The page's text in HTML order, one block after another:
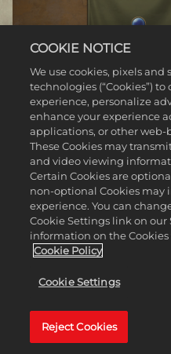
プトレマイオス朝
クレオパトラの治世の初期
ス13世と対立する前にも共
よる飢饉など、様々な問題
ドリアの臣民が飢え、政情
たクレオパトラは、穀物庫
た場所での作物取引を禁止
でもエジプトはローマにと
から、クレオパトラは食料
料の産出量の少ない文明を
新能力：ハピの到来
氾濫原沿いの資源が、
COOKIE NOTICE
We use cookies, pixels
technologies (“Cookies”)
experience, personalize
enhance your experience
applications, or other web-
These Cookies may
and video viewing
Certain Cookies are
non-optional Cookies may
experience. You can
Cookie Settings link on our
information on the Cookies
Cookie Policy
Cookie Settings
Reject Cookies